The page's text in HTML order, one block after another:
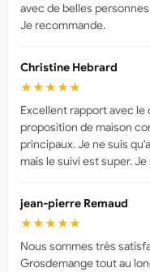
avec de belles
Je recommande.
Christine Hebrard
★★★★★
Excellent rapport avec
proposition de maison
principaux. Je ne suis
mais le suivi est super.
jean-pierre Remaud
★★★★★
Nous sommes très
Grosdemange tout au